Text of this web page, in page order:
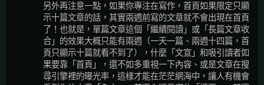
另外再注意一點，如果你專注在寫作，首頁如果限定只顯
示十篇文章的話，其實兩週前寫的文章就不會出現在首頁
了！也就是，單篇文章這個「繼續閱讀」或「長篇文章收
合」的效果大概只能有兩週（一天一篇、兩週十四篇，首
頁只顯示十篇就看不到了），什麼「文宣」和吸引讀者如
果要靠「首頁」，還不如多重視一下內容、或是文章在搜
尋引擎裡的曝光率，這樣才能在茫茫網海中，讓人有機會